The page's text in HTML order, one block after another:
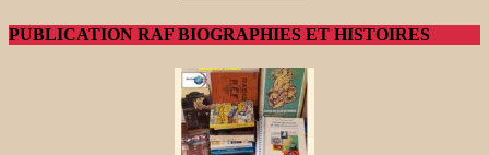
PUBLICATION RAF BIOGRAPHIES ET HISTOIRES